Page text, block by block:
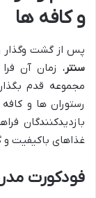
و کافه ها
پس از گشت وگذار
سنتر، زمان آن
مجموعه قدم
رستوران ها و
بازدیدکنندگان
غذاهای باکیفیت
فودکورت